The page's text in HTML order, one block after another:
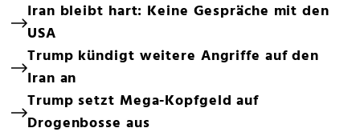
Iran bleibt hart: Keine Gespräche mit den
USA
Trump kündigt weitere Angriffe auf den
Iran an
Trump setzt Mega-Kopfgeld auf
Drogenbosse aus